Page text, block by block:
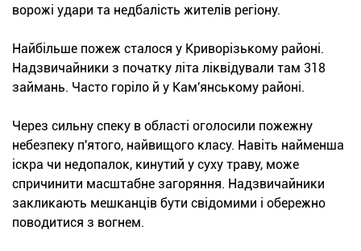
ворожі удари та недбалість жителів регіону.
Найбільше пожеж сталося у Криворізькому районі.
Надзвичайники з початку літа ліквідували там 318
займань. Часто горіло й у Кам'янському районі.
Через сильну спеку в області оголосили пожежну
небезпеку п'ятого, найвищого класу. Навіть найменша
іскра чи недопалок, кинутий у суху траву, може
спричинити масштабне загоряння. Надзвичайники
закликають мешканців бути свідомими і обережно
поводитися з вогнем.